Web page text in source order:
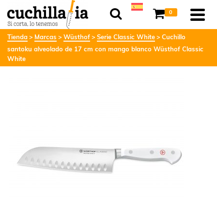
0
Tienda Marcas Wüsthof Serie Classic White
Cuchillo
santoku alveolado de 17 cm con mango blanco Wüsthof Classic
White